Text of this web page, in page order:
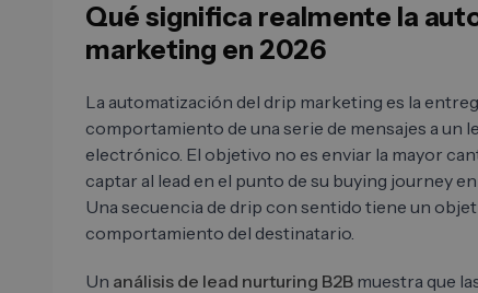
Qué significa realmente la
marketing en 2026
La automatización del drip marketing es la
comportamiento de una serie de mensajes a un
electrónico. El objetivo no es enviar la mayor
captar al lead en el punto de su buying journey
Una secuencia de drip con sentido tiene un
comportamiento del destinatario.
Un análisis de lead nurturing B2B muestra que